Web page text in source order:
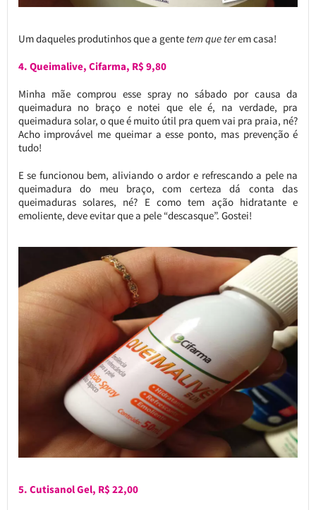
Um daqueles produtinhos que a gentetem que terem casa!
4. Queimalive, Cifarma, R$ 9,80
Minha mãe comprou esse spray no sábado por causa da
queimadura no braço e notei que ele é, na verdade, pra
queimadura solar, o que é muito útil pra quem vai pra praia, né?
Acho improvável me queimar a esse ponto, mas prevenção é
tudo!
E se funcionou bem, aliviando o ardor e refrescando a pele na
queimadura do meu braço, com certeza dá conta das
queimaduras solares, né? E como tem ação hidratante e
emoliente, deve evitar que a pele “descasque”. Gostei!
5. Cutisanol Gel, R$ 22,00